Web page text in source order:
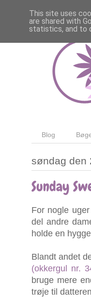
Blog
søndag den
Sunday
For nogle
del andre
holde en
Blandt andet
(okkergul nr.
bruge mere
trøje til
This site uses
are shared with
statistics, and to